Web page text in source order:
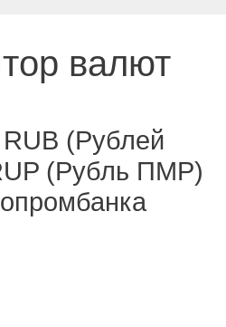
валют
(Рублей
(Рубль ПМР)